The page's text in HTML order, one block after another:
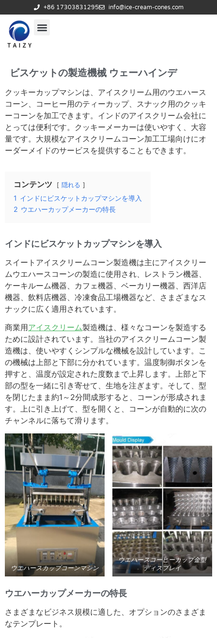
+86 17303831295 info@ice-cream-cones.com
ビスケットの製造機械 ウェーハインデ
クッキーカップマシンは、アイスクリーム用のウエハース
コーン、コーヒー用のティーカップ、スナック用のクッキ
ーコーンを加工できます。インドのアイスクリーム会社に
とっては便利です。クッキーメーカーは使いやすく、大容
量です。大規模なアイスクリームコーン加工工場向けにオ
ーダーメイドのサービスを提供することもできます。
コンテンツ 隠れる
1 インドにビスケットカップマシンを導入
2 ウエハーカップメーカーの特長
インドにビスケットカップマシンを導入
スイートアイスクリームコーン製造機は主にアイスクリー
ムウエハースコーンの製造に使用され、レストラン機器、
ケーキルーム機器、カフェ機器、ベーカリー機器、西洋店
機器、飲料店機器、冷凍食品工場機器など、さまざまなス
ナックに広く適用されています。
商業用アイスクリーム製造機は、様々なコーンを製造する
ために設計されています。当社のアイスクリームコーン製
造機は、使いやすくシンプルな機械を設計しています。こ
の機械は上部と下部に分かれています。温度制御ボタンを
押すと、温度が設定された度数まで上昇します。上部と下
部の型を一緒に引き寄せて、生地を注ぎます。そして、型
を閉じたまま約1～2分間成形すると、コーンが形成されま
す。上に引き上げて、型を開くと、コーンが自動的に次の
チャンネルに落ちて滑ります。
ウエハースカップコーンマシン
ウエハースコーヒーカップ金型
ディスプレイ
ウエハーカップメーカーの特長
さまざまなビジネス規模に適した、オプションのさまざま
なテンプレート。